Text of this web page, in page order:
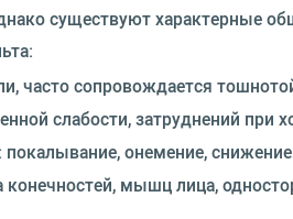
существуют характерные
часто сопровождается
слабости, затруднений при
онемение,
мышц лица,